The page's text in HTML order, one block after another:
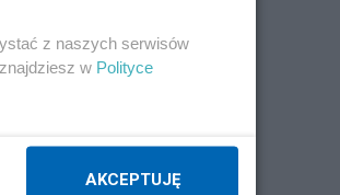
już
z naszych serwisów
w Polityce
AKCEPTUJĘ